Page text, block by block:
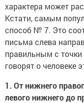
характера может
Кстати, самым
способ № 7. Это
письма слева
правильным с точки
говорят о человеке
1. От нижнего
левого нижнего до